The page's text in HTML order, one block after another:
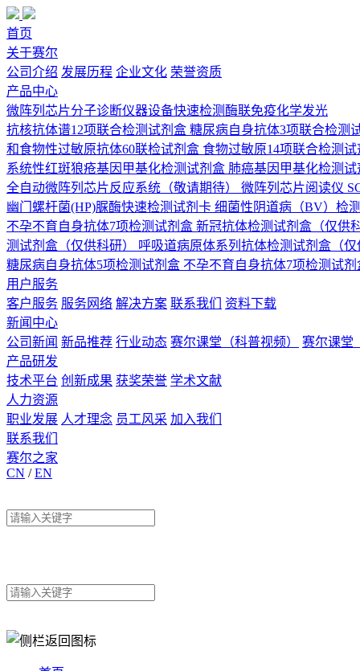
首页
关于赛尔
公司介绍 发展历程 企业文化 荣誉资质
产品中心
微阵列芯片分子诊断仪器设备快速检测 酶联免疫化学发光
抗核抗体谱12项联合检测试剂盒 糖尿病自身抗体3项联合检测
和食物性过敏原抗体60联检试剂盒 食物过敏原14项联合检测试
系统性红斑狼疮基因甲基化检测试剂盒 肺癌基因甲基化检测
全自动微阵列芯片反应系统（敬请期待） 微阵列芯片阅读仪
幽门螺杆菌(HP)脲酶快速检测试剂卡 细菌性阴道病（BV）检
不孕不育自身抗体7项检测试剂盒 新冠抗体检测试剂盒（仅供
测试剂盒（仅供科研）
呼吸道病原体系列抗体检测试剂盒（
糖尿病自身抗体5项检测试剂盒 不孕不育自身抗体7项检测试剂
用户服务
客户服务 服务网络 解决方案 联系我们
资料下载
新闻中心
公司新闻 新品推荐 行业动态 赛尔课堂（科普视频）
赛尔课堂
产品研发
技术平台 创新成果 获奖荣誉 学术文献
人力资源
职业发展 人才理念 员工风采 加入我们
联系我们
赛尔之家
CN /EN